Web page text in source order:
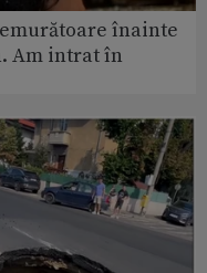
înainte
Am intrat în